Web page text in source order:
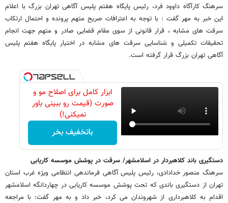
سرهنگ کارآگاه داوود فرد، رئیس پایگاه هفتم پلیس آگاهی تهران بزرگ با اعلام
این خبر به مهر گفت : با توجه به اعترافات صریح متهم پرونده و احتمال ارتکاب
سرقت های مشابه ، قرار قانونی از سوی مقام قضایی صادر و متهم جهت انجام
تحقیقات تکمیلی و شناسایی سرقت های مشابه در اختیار پایگاه هفتم پلیس
آگاهی تهران بزرگ قرار گرفته است.
ابزار کامل برای اصلاح مو و
صورت (قیمت رو ببینی باور
نمیکنی!)
باتخفیف بخر
دستگیری باند کلاهبردار در اسلامشهر/ سرقت در پوشش موسسه کاریابی
سرهنگ منصور خدادادی، رئیس پلیس آگاهی فرماندهی انتظامی ویژه غرب استان
تهران از دستگیری باندی که تحت پوشش موسسه کاریابی در چهاردانگه اسلامشهر
اقدام به کلاهبرداری از شهروندان می کرد، خبر داد و به مهر گفت: با مراجعه